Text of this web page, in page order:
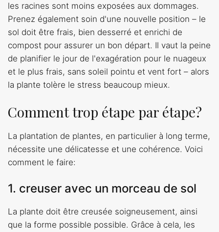
les racines sont moins exposées aux dommages.
Prenez également soin d'une nouvelle position – le
sol doit être frais, bien desserré et enrichi de
compost pour assurer un bon départ. Il vaut la peine
de planifier le jour de l'exagération pour le nuageux
et le plus frais, sans soleil pointu et vent fort – alors
la plante tolère le stress beaucoup mieux.
Comment trop étape par étape?
La plantation de plantes, en particulier à long terme,
nécessite une délicatesse et une cohérence. Voici
comment le faire:
1. creuser avec un morceau de sol
La plante doit être creusée soigneusement, ainsi
que la forme possible possible. Grâce à cela, les